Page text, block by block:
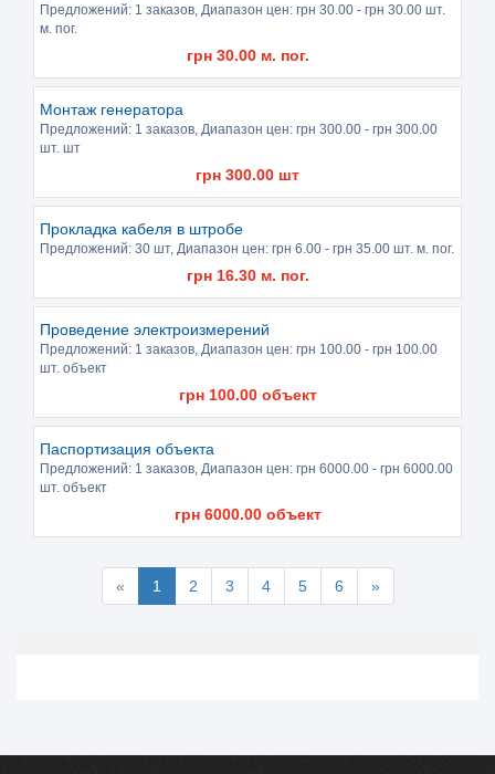
Предложений: 1 заказов , Диапазон цен: грн 30.00 - грн 30.00 шт.
м. пог.
грн 30.00м. пог.
Монтаж генератора
Предложений: 1 заказов , Диапазон цен: грн 300.00 - грн 300.00
шт. шт
грн 300.00 шт
Прокладка кабеля в штробе
Предложений: 30 шт, Диапазон цен: грн 6.00 - грн 35.00 шт. м. пог.
грн 16.30м. пог.
Проведение электроизмерений
Предложений: 1 заказов , Диапазон цен: грн 100.00 - грн 100.00
шт. объект
грн 100.00объект
Паспортизация объекта
Предложений: 1 заказов , Диапазон цен: грн 6000.00 - грн 6000.00
шт. объект
грн 6000.00объект
« 1 2 3 4 5 6 »